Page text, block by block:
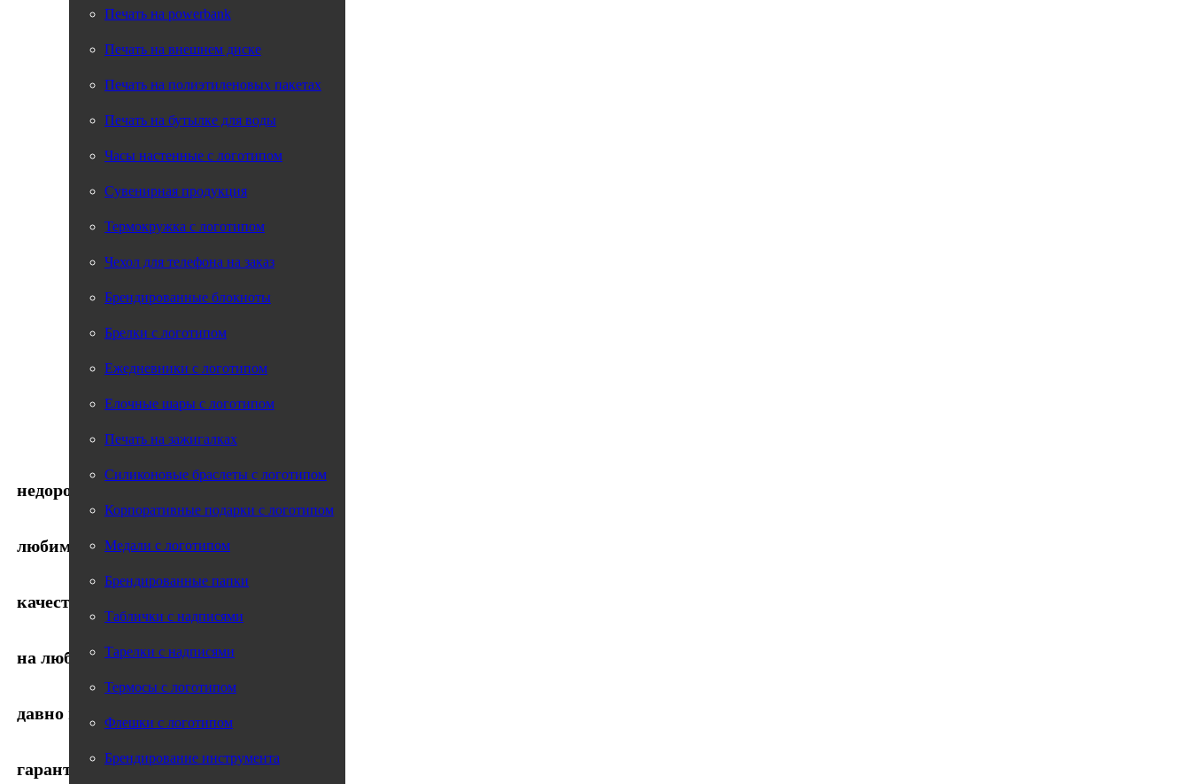
Печать на powerbank
Печать на внешнем диске
Печать на полиэтиленовых пакетах
Печать на бутылке для воды
Часы настенные с логотипом
Сувенирная продукция
Термокружка с логотипом
Чехол для телефона на заказ
Брендированные блокноты
Брелки с логотипом
Ежедневники с логотипом
Елочные шары с логотипом
Печать на зажигалках
Силиконовые браслеты с логотипом
Корпоративные подарки с логотипом
Медали с логотипом
Брендированные папки
Таблички с надписями
Тарелки с надписями
Термосы с логотипом
Флешки с логотипом
Брендирование инструмента
Архангельск
Орёл
Волжский
Сыктывкар
Псков
Нижний Тагил
Магнитогорск
Курган
Кострома
Владимир
Новокузнецк
Нижневартовск
Энгельс
Люберцы
Одинцово
недорого
любим своё дело
качественно
на любом материале
давно на рынке
гарантия от 1 года